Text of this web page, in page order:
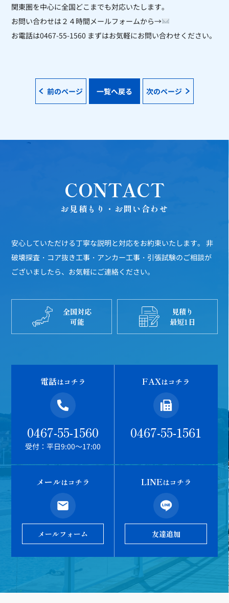
関東圏を中心に全国どこまでも対応いたします。
お問い合わせは２４時間メールフォームから→
お電話は0467-55-1560 まずはお気軽にお問い合わせください。
前のページ 一覧へ戻る 次のページ
CONTACT
お見積もり・お問い合わせ
安心していただける丁寧な説明と対応をお約束いたします。
非
破壊探査・コア抜き工事・アンカー工事・引張試験のご相談が
ございましたら、お気軽にご連絡ください。
全国対応
可能
見積り
最短1日
電話はコチラ
0467-55-1560
受付：平日9:00～17:00
FAXはコチラ
0467-55-1561
メールはコチラ
メールフォーム
LINEはコチラ
友達追加